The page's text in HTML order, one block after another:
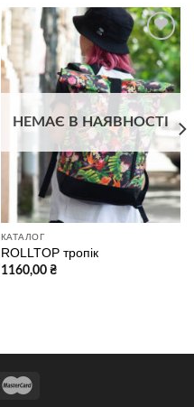
В
избранное
НЕМАЄ В НАЯВНОСТІ
КАТАЛОГ
ROLLTOP тропік
1160,00 ₴